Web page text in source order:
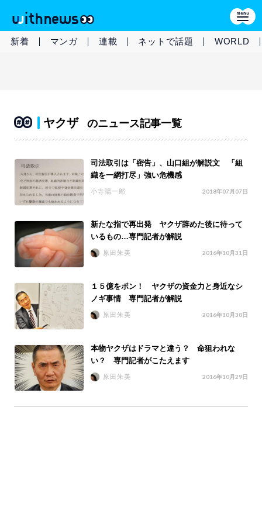
新着 マンガ 連載 ネットで話題 WORLD
ヤクザ のニュース記事一覧
司法取引は「密告」、山口組が解説文 「組
織を一網打尽」強い危機感
小寺陽一郎 2018年07月07日
新たな指で再出発 ヤクザ辞めた後に待って
いるもの…専門記者が解説
原田朱美 2016年10月31日
１５億をポン！ ヤクザの資金力と身近なシ
ノギ事情 専門記者が解説
原田朱美 2016年10月30日
本物ヤクザはドラマと違う？ 命狙われな
い？ 専門記者がこたえます
原田朱美 2016年10月29日